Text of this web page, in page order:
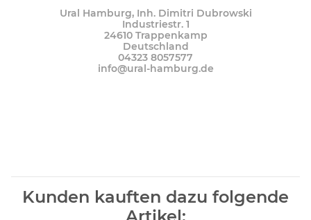
Ural Hamburg, Inh. Dimitri Dubrowski
Industriestr. 1
24610 Trappenkamp
Deutschland
04323 8057577
info@ural-hamburg.de
Kunden kauften dazu folgende